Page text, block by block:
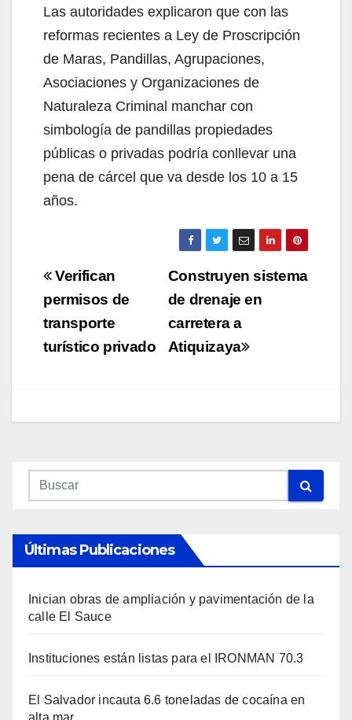
Las autoridades explicaron que con las
reformas recientes a Ley de Proscripción
de Maras, Pandillas, Agrupaciones,
Asociaciones y Organizaciones de
Naturaleza Criminal manchar con
simbología de pandillas propiedades
públicas o privadas podría conllevar una
pena de cárcel que va desde los 10 a 15
años.
Navegación
de
entradas
Construyen sistema
de drenaje en
carretera a
Atiquizaya
Verifican
permisos de
transporte
turístico privado
Últimas Publicaciones
Inician obras de ampliación y pavimentación de la
calle El Sauce
Instituciones están listas para el IRONMAN 70.3
El Salvador incauta 6.6 toneladas de cocaína en
alta mar